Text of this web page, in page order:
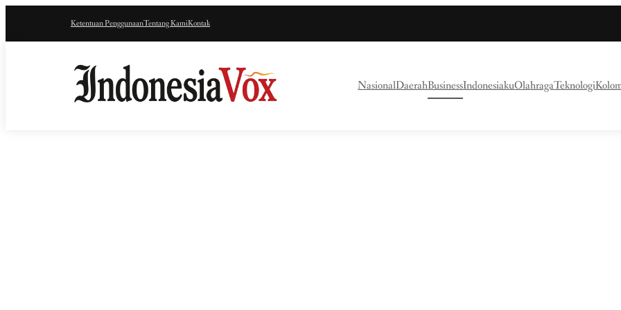
Ketentuan PenggunaanTentang KamiKontak
NasionalDaerahBusinessIndonesiakuOlahragaTeknologi